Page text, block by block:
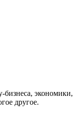
экономики,
другое.